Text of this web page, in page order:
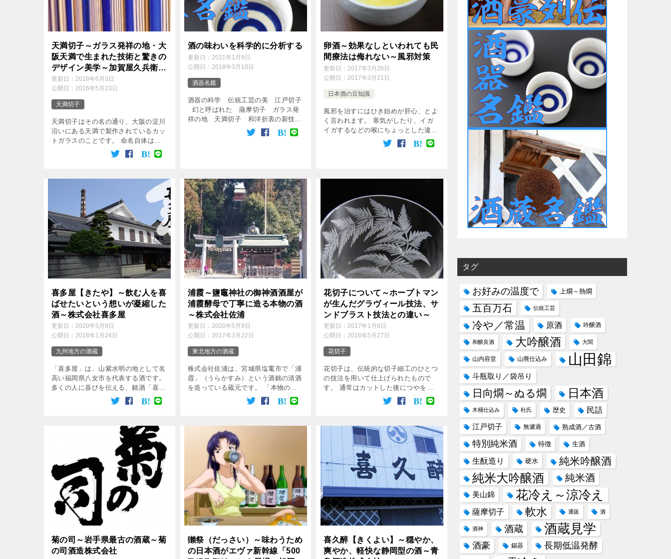
天満切子～ガラス発祥の地・大
阪天満で生まれた技術と驚きの
デザイン美学～加賀屋久兵衛、
島田孫市、カメイガラス、宇良
武一
更新日： 2018年6月3日
公開日： 2016年5月23日
天満切子
天満切子はその名の通り、大阪の淀川
沿いにある天満で製作されているカッ
トガラスのことです。 命名自体は比
較的最近のことですが、大阪のガラス
造りの歴史はとても古いものです。
天満天神社の前に […]
酒の味わいを科学的に分析する
更新日： 2021年1月9日
公開日： 2018年3月10日
酒器名鑑
酒器の科学 伝統工芸の美 江戸切子
幻と呼ばれた 薩摩切子 ガラス発
祥の地 天満切子 和洋折衷の新技
術 花切子 独創的なデザイン 蒲田
卵酒～効果なしといわれても民
間療法は侮れない～風邪対策
更新日：2017年3月26日
公開日：2017年3月21日
日本酒の豆知識
風邪を治すにはひき始めが肝心、とよ
く言われます。 寒気がしたり、イガ
イガするなどの喉にちょっとした違和
感があったり、少し体がだるかった
り…… などの症状があれば、それは
喜多屋【きたや】～飲む人を喜
ばせたいという想いが凝縮した
酒～株式会社喜多屋
更新日： 2020年5月9日
公開日： 2018年1月24日
九州地方の酒蔵
「喜多屋」は、山紫水明の地として名
高い福岡県八女市を代表する酒です。
多くの人に喜びを伝える、銘酒「喜多
屋」が必要とするのは、矢部川の伏流
水、契約栽培の酒米、地元出身の杜氏
浦霞～鹽竈神社の御神酒酒屋が
浦霞酵母で丁寧に造る本物の酒
～株式会社佐浦
更新日： 2020年5月9日
公開日： 2017年3月22日
東北地方の酒蔵
株式会社佐浦は、宮城県塩竃市で「浦
霞」（うらかすみ）という酒銘の清酒
を造っている蔵元です。 「本物の酒
を丁寧に造り丁寧に売る」をモットー
に、バランスのとれた品格あるお酒を
花切子について～ホープトマン
が生んだグラヴィール技法、サ
ンドブラスト技法との違い～
更新日：2017年1月8日
公開日：2016年5月27日
花切子
花切子は、伝統的な切子細工のひとつ
の技法を用いて仕上げられたもので
す。 通常はカットした後につやを出
すために磨きを行ないますが、花切子
の場合はカットした部分をあえて磨か
のようになり独特の […]
菊の司～岩手県最古の酒蔵～菊
の司酒造株式会社
獺祭（だっさい）～味わうため
の日本酒がエヴァ新幹線「500
喜久醉【きくよい】～穏やか、
爽やか、軽快な静岡型の酒～青
タグ
お好みの温度で 上燗～熱燗
五百万石 伝統工芸
冷や／常温 原酒 吟醸酒
和醸良酒 大吟醸酒 大関
山内容堂 山廃仕込み 山田錦
斗瓶取り／袋吊り
日向燗～ぬる燗 日本酒
木桶仕込み 杜氏 歴史 民話
江戸切子 無濾過 熟成酒／古酒
特別純米酒 特徴 生酒
生酛造り 硬水 純米吟醸酒
純米大吟醸酒 純米酒
美山錦 花冷え～涼冷え
薩摩切子 軟水 通販 酒
酒神 酒蔵 酒蔵見学
酒豪 錫器 長期低温発酵